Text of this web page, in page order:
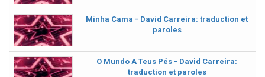
Minha Cama - David Carreira: traduction et
paroles
O Mundo A Teus Pés - David Carreira:
traduction et paroles